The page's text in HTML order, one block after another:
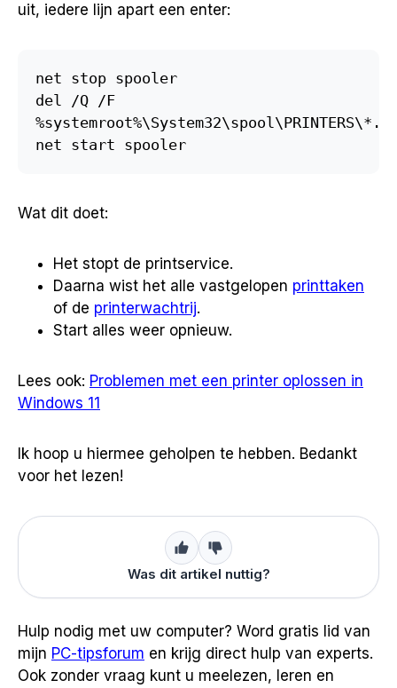
uit, iedere lijn apart een enter:
net stop spooler
del /Q /F
%systemroot%\System32\spool\PRINTERS\*.*
net start spooler
Wat dit doet:
Het stopt de printservice.
Daarna wist het alle vastgelopen printtaken
of de printerwachtrij.
Start alles weer opnieuw.
Lees ook: Problemen met een printer oplossen in
Windows 11
Ik hoop u hiermee geholpen te hebben. Bedankt
voor het lezen!
Was dit artikel nuttig?
Hulp nodig met uw computer? Word gratis lid van
mijn PC-tipsforum en krijg direct hulp van experts.
Ook zonder vraag kunt u meelezen, leren en